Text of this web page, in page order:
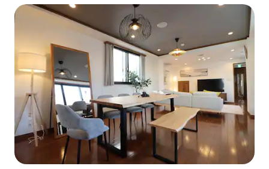
BBQ-grill Vreugdevuurruimte: Ontspan's
nachts rond het kampvuur • Projector:
geniet van films op een groot scherm ・
Sauna en waterbad: sauna en waterbad
beschikbaar voor gebruik ・Kamer in
Japanse stijl: een kamer in Japanse stijl
met tatamimatten voor een traditionele
Japanse sfeer ・Voorzieningen voor
kinderen: wij bieden een kinderstoel,
kinderservies, futons, speelgoed, enz.